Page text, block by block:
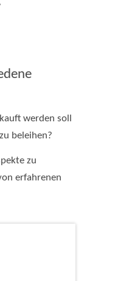
werden soll
beleihen?
zu
erfahrenen